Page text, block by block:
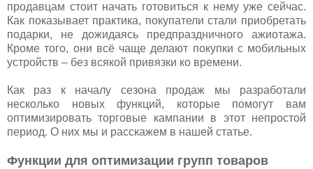
продавцам стоит начать готовиться к нему уже сейчас.
Как показывает практика, покупатели стали приобретать
подарки, не дожидаясь предпраздничного ажиотажа.
Кроме того, они всё чаще делают покупки с мобильных
устройств – без всякой привязки ко времени.
Как раз к началу сезона продаж мы разработали
несколько новых функций, которые помогут вам
оптимизировать торговые кампании в этот непростой
период. О них мы и расскажем в нашей статье.
Функции для оптимизации групп товаров